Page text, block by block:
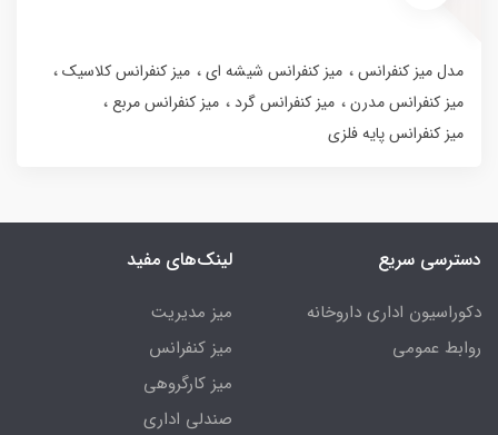
مدل میز کنفرانس میز کنفرانس شیشه ای
میز کنفرانس کلاسیک
میز کنفرانس مدرن
میز کنفرانس گرد
میز کنفرانس مربع
میز کنفرانس پایه فلزی
دسترسی سریع
دکوراسیون اداری داروخانه
روابط عمومی
لینک‌های مفید
میز مدیریت
میز کنفرانس
میز کارگروهی
صندلی اداری